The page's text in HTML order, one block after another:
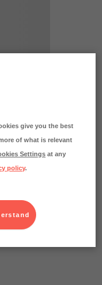
give you the best
of what is relevant
Settings at any
policy.